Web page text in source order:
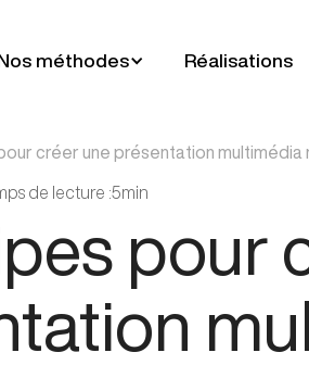
méthodes Réalisations
créer une présentation multimédia
de lecture :5min
pour